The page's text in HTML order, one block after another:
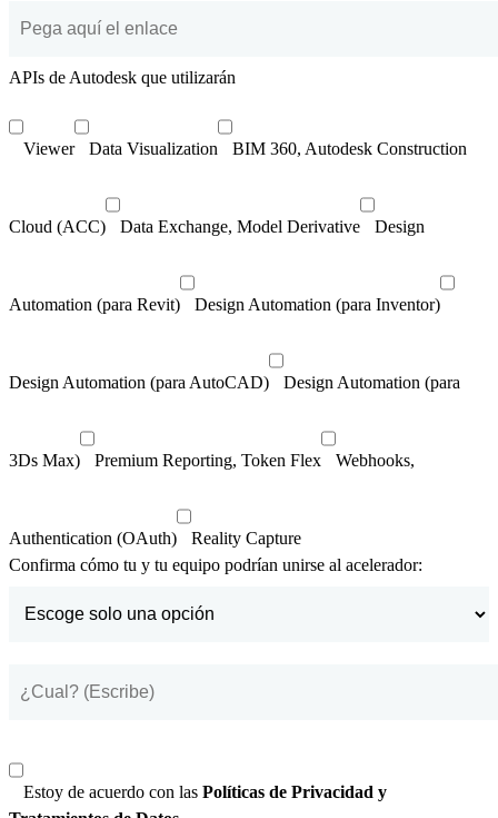
APIs de Autodesk que utilizarán
Viewer Data Visualization BIM 360, Autodesk Construction
Cloud (ACC) Data Exchange, Model Derivative Design
Automation (para Revit) Design Automation (para Inventor)
Design Automation (para AutoCAD) Design Automation (para
3Ds Max) Premium Reporting, Token Flex Webhooks,
Authentication (OAuth)
Reality Capture
Confirma cómo tu y tu equipo podrían unirse al acelerador:
Estoy de acuerdo con las Políticas de Privacidad y